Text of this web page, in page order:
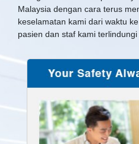
Malaysia dengan cara terus
keselamatan kami dari waktu
pasien dan staf kami terlindungi